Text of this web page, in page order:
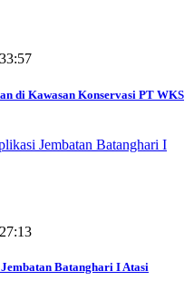
di Kawasan Konservasi PT WKS
Batanghari I Atasi